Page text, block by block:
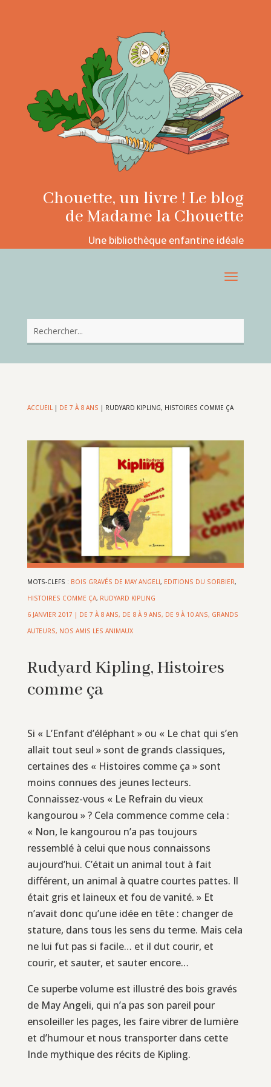
Chouette, un livre ! Le blog
de Madame la Chouette
Une bibliothèque enfantine idéale
ACCUEIL| DE 7 À 8 ANS | RUDYARD KIPLING, HISTOIRES COMME ÇA
MOTS-CLEFS : BOIS GRAVÉS DE MAY ANGELI, EDITIONS DU SORBIER,
HISTOIRES COMME ÇA, RUDYARD KIPLING
6 JANVIER 2017 | DE 7 À 8 ANS, DE 8 À 9 ANS, DE 9 À 10 ANS, GRANDS
AUTEURS, NOS AMIS LES ANIMAUX
Rudyard Kipling, Histoires
comme ça
Si « L’Enfant d’éléphant » ou « Le chat qui s’en
allait tout seul » sont de grands classiques,
certaines des « Histoires comme ça » sont
moins connues des jeunes lecteurs.
Connaissez-vous « Le Refrain du vieux
kangourou » ? Cela commence comme cela :
« Non, le kangourou n’a pas toujours
ressemblé à celui que nous connaissons
aujourd’hui. C’était un animal tout à fait
différent, un animal à quatre courtes pattes. Il
était gris et laineux et fou de vanité. » Et
n’avait donc qu’une idée en tête : changer de
stature, dans tous les sens du terme. Mais cela
ne lui fut pas si facile… et il dut courir, et
courir, et sauter, et sauter encore…
Ce superbe volume est illustré des bois gravés
de May Angeli, qui n’a pas son pareil pour
ensoleiller les pages, les faire vibrer de lumière
et d’humour et nous transporter dans cette
Inde mythique des récits de Kipling.